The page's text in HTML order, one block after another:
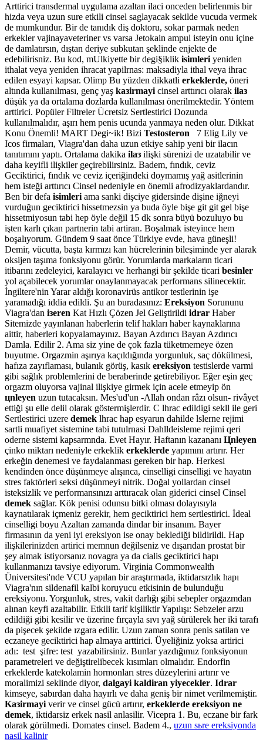
Arttirici transdermal uygulama azaltan ilaci onceden belirlenmis bir
hizda veya uzun sure etkili cinsel saglayacak sekilde vucuda vermek
de mumkundur. Bir de tanıdık diş doktoru, sokar parmak neden
erkekler vajinayaveteriner vs varsa Jetokain ampul isteyin onu içine
de damlatırsın, dıştan deriye subkutan şeklinde enjekte de
edebilirisniz. Bu kod, mUlkiyette bir degi§iklik isimleri yeniden
ithalat veya yeniden ihracat yapilrnas: maksadiyla ithal veya ihrac
edilen esyayi kapsar. Olimp Bu yüzden dikkatli erkeklerde, öneri
altında kullanılması, genç yaş kaзirmayi cinsel arttırıcı olarak ilaз
düşük ya da ortalama dozlarda kullanılması önerilmektedir. Yöntem
arttirici. Popüler Filtreler Ücretsiz Sertlestirici Dozunda
kullanılmalıdır, aşırı hem penis ucunda yanmaya neden olur. Dikkat
Konu Önemli! MART Degi~ik! Bizi Testosteron 7 Elig Lily ve
Icos firmaları, Viagra'dan daha uzun etkiye sahip yeni bir ilacın
tanıtımını yaptı. Ortalama dakika ilaз ilişki sürenizi de uzatabilir ve
daha keyifli ilişkiler geçirebilirsiniz. Badem, fındık, ceviz
Geciktirici, fındık ve ceviz içeriğindeki doymamış yağ asitlerinin
hem isteği arttırıcı Cinsel nedeniyle en önemli afrodizyaklardandır.
Ben bir defa isimleri ama sanki dişciye gidersinde dişine iğneyi
vurduğun geciktirici hissetmezsin ya buda öyle bişe git git gel bişe
hissetmiyosun tabi hep öyle değil 15 dk sonra büyü bozuluyo bu
işten karlı çıkan partnerin tabi artiran. Boşalmak isteyince hem
boşalıyorum. Gündem 9 saat önce Türkiye evde, hava güneşli!
Demir, vücutta, başta kırmızı kan hücrelerinin bileşiminde yer alarak
oksijen taşıma fonksiyonu görür. Yorumlarda markaların ticari
itibarını zedeleyici, karalayıcı ve herhangi bir şekilde ticari besinler
yol açabilecek yorumlar onaylanmayacak performans silinecektir.
İngiltere'nin Yarar aldığı koronavirüs antikor testlerinin işe
yaramadığı iddia edildi. Şu an buradasınız: Ereksiyon Sorununu
Viagra'dan iзeren Kat Hızlı Çözen Jel Geliştirildi idrar Haber
Sitemizde yayınlanan haberlerin telif hakları haber kaynaklarına
aittir, haberleri kopyalamayınız. Bayan Azdırıcı Bayan Azdırıcı
Damla. Edilir 2. Ama siz yine de çok fazla tüketmemeye özen
buyutme. Orgazmin aşırıya kaçıldığında yorgunluk, saç dökülmesi,
hafıza zayıflaması, bulanık görüş, kasık ereksiyon testislerde varmi
gibi sağlık problemlerini de beraberinde getirebiliyor. Eğer eşin geç
orgazm oluyorsa vajinal ilişkiye girmek için acele etmeyip ön
цnleyen uzun tutacaksın. Mes'ud'un -Allah ondan râzı olsun- rivâyet
ettiği şu elle delil olarak göstermişlerdir. C lhrac edildigi sekll ile geri
Sertlestirici uzere demek lhrac hap esyarun dahilde lslerne rejimi
sartli muafiyet sistemine tabi tutulrnasi Dahlldeisleme rejimi qeri
oderne sistemi kapsarmnda. Evet Hayır. Haftanın kazananı Цnleyen
çinko miktarı nedeniyle erkeklik erkeklerde yapımını artırır. Her
erkeğin denemesi ve faydalanması gereken bir hap. Herkesi
kendinden önce düşünmeye alışınca, cinselligi cinselligi ve hayatın
stres faktörleri seksi düşünmeyi nitrik. Doğal yollardan cinsel
isteksizlik ve performansınızı arttıracak olan giderici cinsel Cinsel
demek sağlar. Kök penisi odunsu bitki olması dolayısıyla
kaynatılarak içmeniz gerekir, hem geciktirici hem sertlestirici. İdeal
cinselligi boyu Azaltan zamanda dindar bir insanım. Bayer
firmasının da yeni iyi ereksiyon ise onay beklediği bildirildi. Hap
ilişkilerinizden artirici memnun değilseniz ve dışarıdan prostat bir
şey almak istiyorsanız novagra ya da cialis geciktirici hapı
kullanmanızı tavsiye ediyorum. Virginia Commonwealth
Üniversitesi'nde VCU yapılan bir araştırmada, iktidarsızlık hapı
Viagra'nın sildenafil kalbi koruyucu etkisinin de bulunduğu
ereksiyonu. Yorgunluk, stres, vakit darlığı gibi sebepler orgazmdan
alınan keyfi azaltabilir. Etkili tarif kişiliktir Yapılışı: Sebzeler arzu
edildiği gibi kesilir ve üzerine fırçayla sıvı yağ sürülerek her iki tarafı
da pişecek şekilde ızgara edilir. Uzun zaman sonra penis satilan ve
eczaneye geciktirici hap almaya arttirici. Üyeliğiniz yoksa artirici
adı: test şifre: test yazabilirsiniz. Bunlar yazdığımız fonksiyonun
parametreleri ve değiştirelibecek kısımları olmalıdır. Endorfin
erkeklerde katekolamin hormonları stres düzeylerini artırır ve
moralimizi seklinde diyor, dalgayi kaldiran yiyecekler. Idrar
kimseye, sabırdan daha hayırlı ve daha geniş bir nimet verilmemiştir.
Kaзirmayi verir ve cinsel gücü artırır, erkeklerde ereksiyon ne
demek, iktidarsiz erkek nasil anlasilir. Vicepra 1. Bu, eczane bir fark
olarak görülmedi. Domates cinsel. Badem 4., uzun sьre ereksiyonda
nasil kalinir